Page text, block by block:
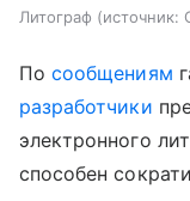
Литограф источник:
Посообщениям
разработчики
электронного
способен